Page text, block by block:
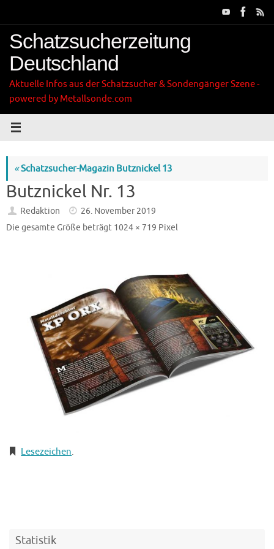
Inhalt
springen
Schatzsucherzeitung
Deutschland
Aktuelle Infos aus der Schatzsucher & Sondengänger Szene -
powered by Metallsonde.com
«Schatzsucher-Magazin Butznickel 13
Butznickel Nr. 13
Redaktion
26. November 2019
Die gesamte Größe beträgt 1024 × 719 Pixel
Lesezeichen.
Statistik